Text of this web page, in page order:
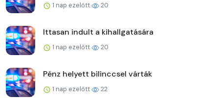
1 nap ezelőtt 20
Ittasan indult a kihallgatására
1 nap ezelőtt 20
Pénz helyett bilinccsel várták
1 nap ezelőtt 22